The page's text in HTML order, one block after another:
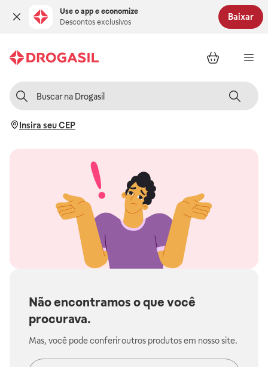
Use o app e economize
Descontos exclusivos
Baixar
Insira seu CEP
Não encontramos o que você
procurava.
Mas, você pode conferir outros produtos em nosso site.